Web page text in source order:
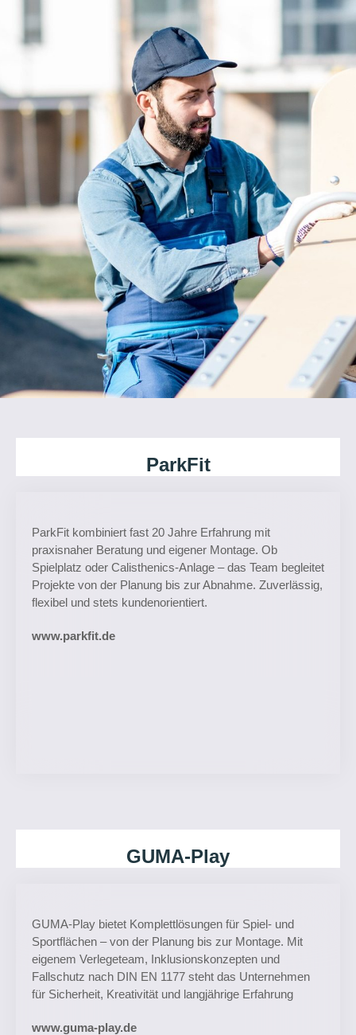
ParkFit
ParkFit kombiniert fast 20 Jahre Erfahrung mit
praxisnaher Beratung und eigener Montage. Ob
Spielplatz oder Calisthenics-Anlage – das Team begleitet
Projekte von der Planung bis zur Abnahme. Zuverlässig,
flexibel und stets kundenorientiert.
www.parkfit.de
GUMA-Play
GUMA-Play bietet Komplettlösungen für Spiel- und
Sportflächen – von der Planung bis zur Montage. Mit
eigenem Verlegeteam, Inklusionskonzepten und
Fallschutz nach DIN EN 1177 steht das Unternehmen
für Sicherheit, Kreativität und langjährige Erfahrung
www.guma-play.de​